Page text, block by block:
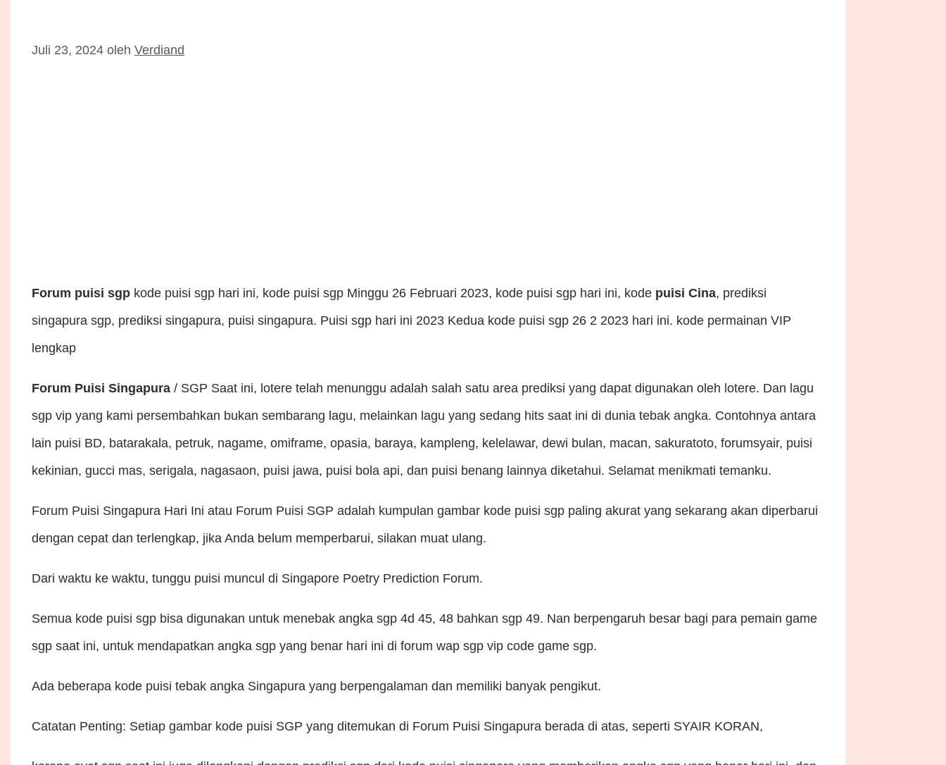
Juli 23, 2024 oleh Verdiand
Forum puisi sgp kode puisi sgp hari ini, kode puisi sgp Minggu 26 Februari 2023, kode puisi sgp hari ini, kode puisi Cina, prediksi
singapura sgp, prediksi singapura, puisi singapura. Puisi sgp hari ini 2023 Kedua kode puisi sgp 26 2 2023 hari ini. kode permainan VIP
lengkap
Forum Puisi Singapura / SGP Saat ini, lotere telah menunggu adalah salah satu area prediksi yang dapat digunakan oleh lotere. Dan lagu
sgp vip yang kami persembahkan bukan sembarang lagu, melainkan lagu yang sedang hits saat ini di dunia tebak angka. Contohnya antara
lain puisi BD, batarakala, petruk, nagame, omiframe, opasia, baraya, kampleng, kelelawar, dewi bulan, macan, sakuratoto, forumsyair, puisi
kekinian, gucci mas, serigala, nagasaon, puisi jawa, puisi bola api, dan puisi benang lainnya diketahui. Selamat menikmati temanku.
Forum Puisi Singapura Hari Ini atau Forum Puisi SGP adalah kumpulan gambar kode puisi sgp paling akurat yang sekarang akan diperbarui
dengan cepat dan terlengkap, jika Anda belum memperbarui, silakan muat ulang.
Dari waktu ke waktu, tunggu puisi muncul di Singapore Poetry Prediction Forum.
Semua kode puisi sgp bisa digunakan untuk menebak angka sgp 4d 45, 48 bahkan sgp 49. Nan berpengaruh besar bagi para pemain game
sgp saat ini, untuk mendapatkan angka sgp yang benar hari ini di forum wap sgp vip code game sgp.
Ada beberapa kode puisi tebak angka Singapura yang berpengalaman dan memiliki banyak pengikut.
Catatan Penting: Setiap gambar kode puisi SGP yang ditemukan di Forum Puisi Singapura berada di atas, seperti SYAIR KORAN,